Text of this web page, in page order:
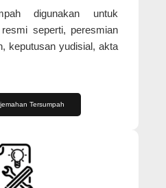
digunakan untuk
seperti, peresmian
keputusan yudisial, akta
Tersumpah